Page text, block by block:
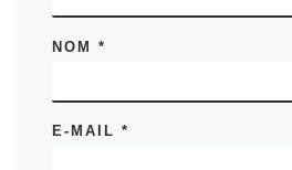
NOM*
E-MAIL*